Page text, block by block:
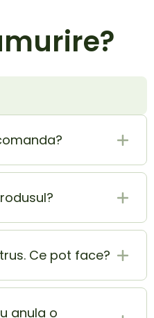
este cel mai sigur si
acelasi timp poti
comenzii.
2 zile lucratoare.
Ce pot face?
coletul lovit sau
pe adresa
anula o